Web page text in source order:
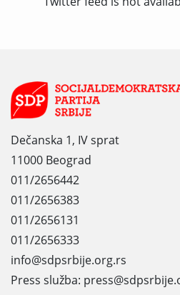
Dečanska 1, IV sprat
11000 Beograd
011/2656442
011/2656383
011/2656131
011/2656333
info@sdpsrbije.org.rs
Press služba: